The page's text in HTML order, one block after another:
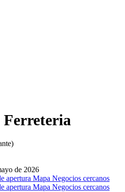
Ferreteria
de 2026
apertura Mapa Negocios cercanos
apertura Mapa Negocios cercanos